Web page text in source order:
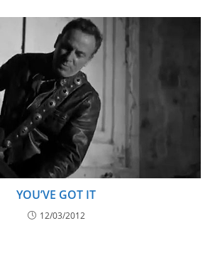
YOU’VE GOT IT
12/03/2012